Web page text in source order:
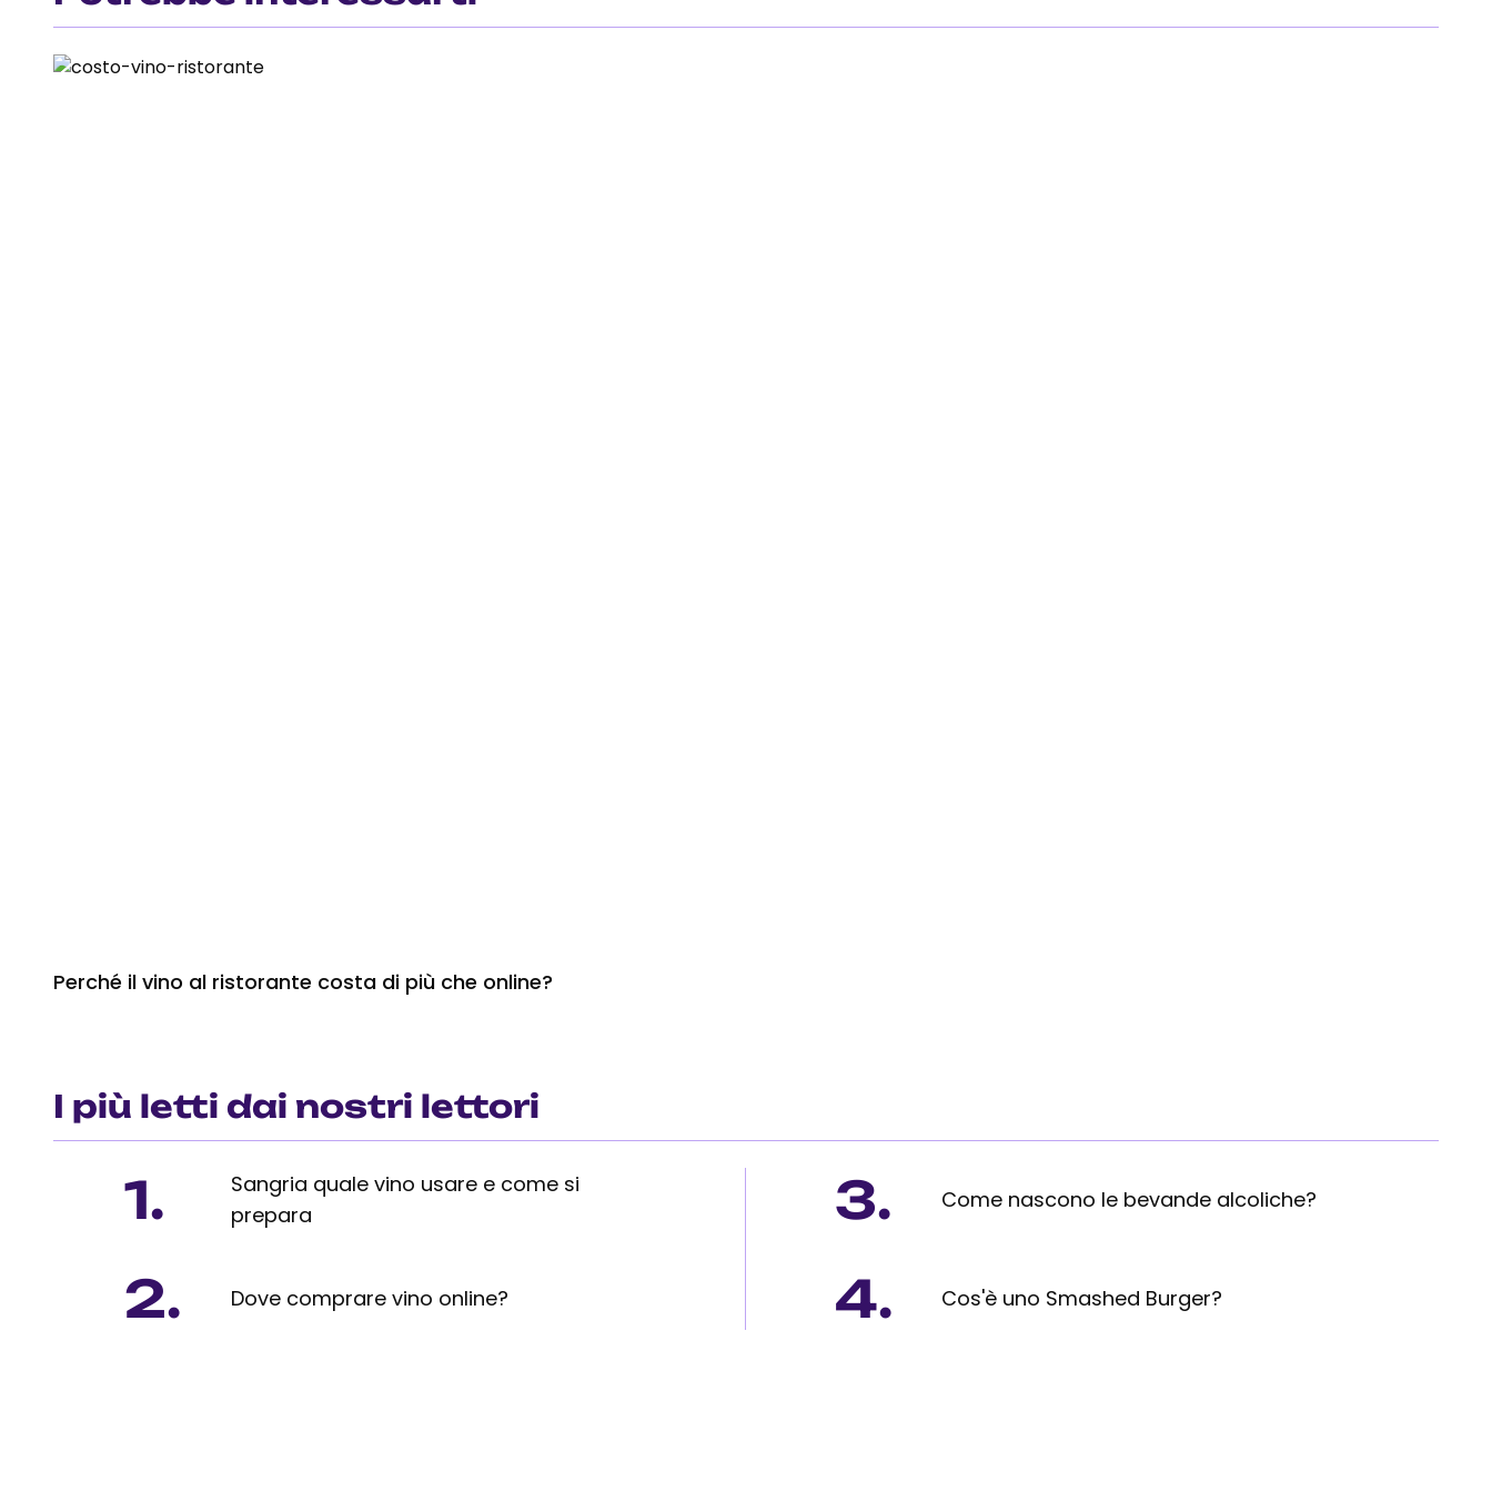
Perché il vino al ristorante costa di più che online?
I più letti dai nostri lettori
1.
Sangria quale vino usare e come si
prepara
2. Dove comprare vino online?
3. Come nascono le bevande alcoliche?
4. Cos'è uno Smashed Burger?